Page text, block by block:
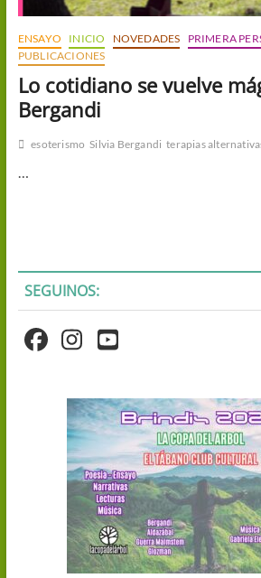
ENSAYO INICIO NOVEDADES
PRIMERA
PUBLICACIONES
Lo cotidiano se vuelve
Bergandi
esoterismo Silvia Bergandi terapias
SEGUINOS: